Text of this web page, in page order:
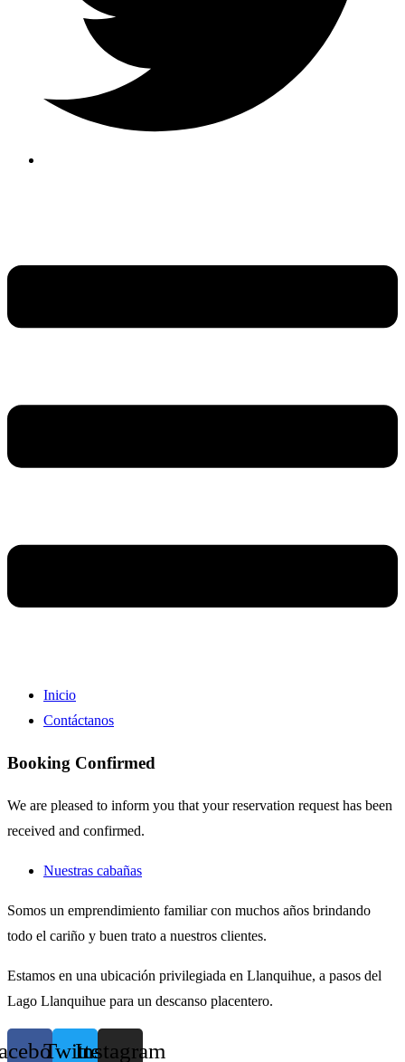
Inicio
Contáctanos
Booking Confirmed
We are pleased to inform you that your reservation request has been
received and confirmed.
Nuestras cabañas
Somos un emprendimiento familiar con muchos años brindando
todo el cariño y buen trato a nuestros clientes.
Estamos en una ubicación privilegiada en Llanquihue, a pasos del
Lago Llanquihue para un descanso placentero.
TwitterInstagram